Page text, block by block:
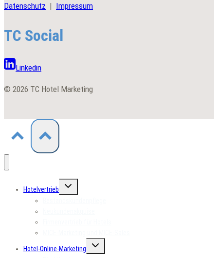
Datenschutz | Impressum
TC Social
Linkedin
© 2026 TC Hotel Marketing
Hotelvertrieb
Untermenü
Hotel-Online-Marketing
Untermenü